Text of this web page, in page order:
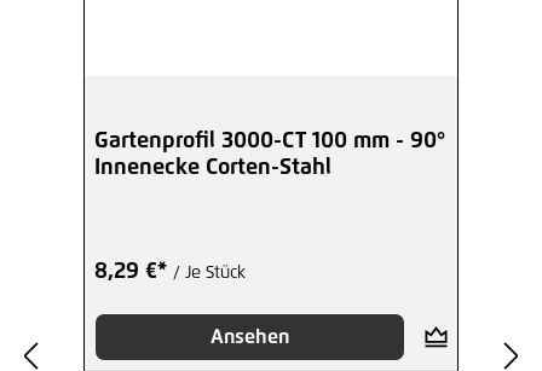
Gartenprofil 3000-CT 100 mm - 90°
Innenecke Corten-Stahl
8,29 €* / Je Stück
Ansehen